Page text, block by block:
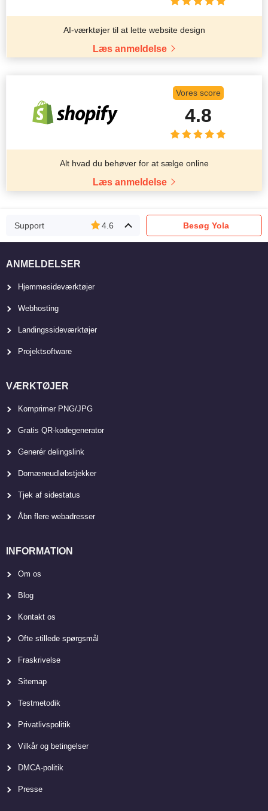
AI-værktøjer til at lette website design
Læs anmeldelse
Vores score
4.8
Alt hvad du behøver for at sælge online
Læs anmeldelse
Support 4.6 Besøg Yola
ANMELDELSER
Hjemmesideværktøjer
Webhosting
Landingssideværktøjer
Projektsoftware
VÆRKTØJER
Komprimer PNG/JPG
Gratis QR-kodegenerator
Generér delingslink
Domæneudløbstjekker
Tjek af sidestatus
Åbn flere webadresser
INFORMATION
Om os
Blog
Kontakt os
Ofte stillede spørgsmål
Fraskrivelse
Sitemap
Testmetodik
Privatlivspolitik
Vilkår og betingelser
DMCA-politik
Presse